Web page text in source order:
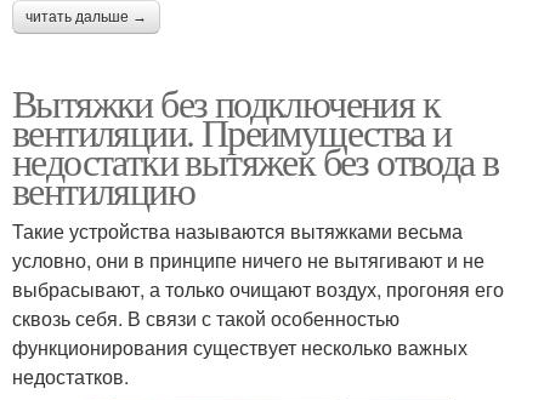
читать дальше →
Вытяжки без подключения к
вентиляции. Преимущества и
недостатки вытяжек без отвода в
вентиляцию
Такие устройства называются вытяжками весьма
условно, они в принципе ничего не вытягивают и не
выбрасывают, а только очищают воздух, прогоняя его
сквозь себя. В связи с такой особенностью
функционирования существует несколько важных
недостатков.